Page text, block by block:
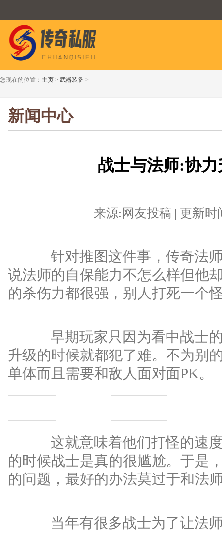
您现在的位置： 主页 > 武器装备 >
新闻中心
战士与法师:协
来源:网友投稿 | 更新时
针对推图这件事，传奇法师
说法师的自保能力不怎么样但他
的杀伤力都很强，别人打死一个
早期玩家只因为看中战士的
升级的时候就都犯了难。不为别
单体而且需要和敌人面对面PK。
这就意味着他们打怪的速度
的时候战士是真的很尴尬。于是
的问题，最好的办法莫过于和法
当年有很多战士为了让法师